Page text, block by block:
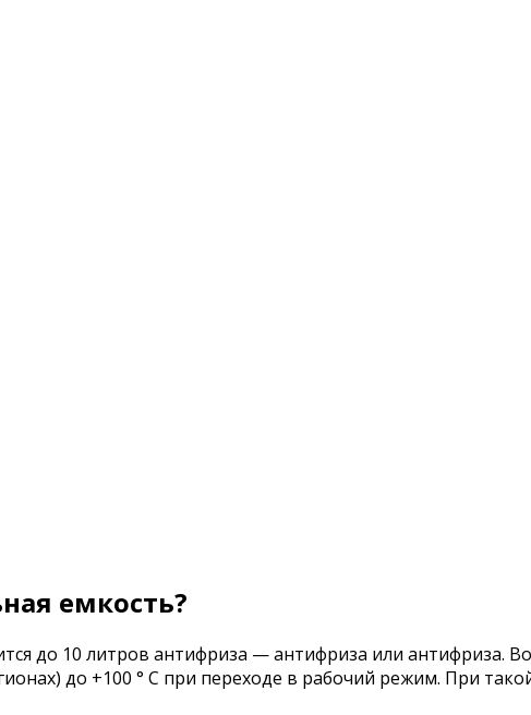
емкость?
до 10 литров антифриза — антифриза или антифриза.
до +100 ° C при переходе в рабочий режим. При